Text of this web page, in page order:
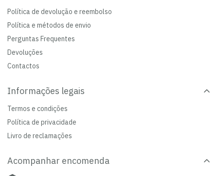
Política de devolução e reembolso
Política e métodos de envio
Perguntas Frequentes
Devoluções
Contactos
Informações legais
Termos e condições
Política de privacidade
Livro de reclamações
Acompanhar encomenda